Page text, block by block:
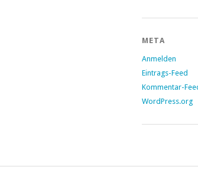
META
Anmelden
Eintrags-Feed
Kommentar-
WordPress.org